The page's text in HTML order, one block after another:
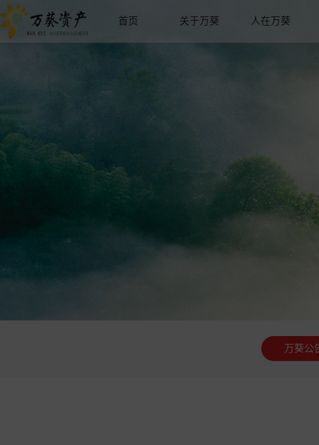
首页 关于万葵 人在万葵
万葵公